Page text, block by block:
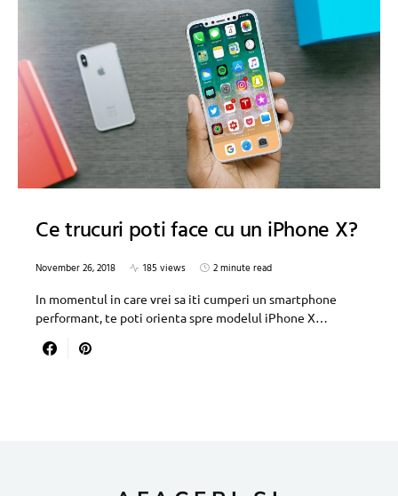
Ce trucuri poti face cu un iPhone X?
November 26, 2018 185 views
2 minute read
In momentul in care vrei sa iti cumperi un smartphone
performant, te poti orienta spre modelul iPhone X…